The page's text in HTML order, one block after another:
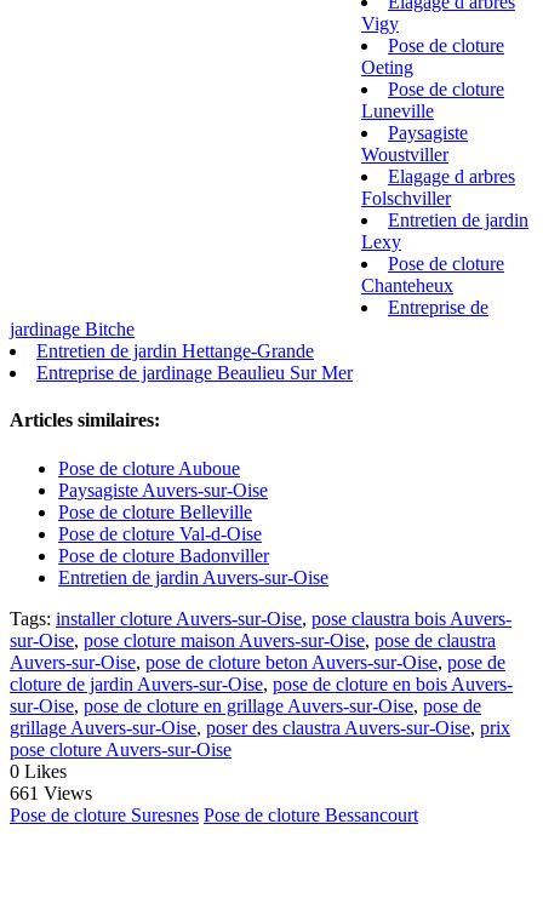
Vigy
Pose de cloture
Oeting
Pose de cloture
Luneville
Paysagiste
Woustviller
Elagage d arbres
Folschviller
Entretien de jardin
Lexy
Pose de cloture
Chanteheux
Entreprise de
jardinage Bitche
Entretien de jardin Hettange-Grande
Entreprise de jardinage Beaulieu Sur Mer
Articles similaires:
Pose de cloture Auboue
Paysagiste Auvers-sur-Oise
Pose de cloture Belleville
Pose de cloture Val-d-Oise
Pose de cloture Badonviller
Entretien de jardin Auvers-sur-Oise
Tags: installer cloture Auvers-sur-Oise, pose claustra bois Auvers-
sur-Oise, pose cloture maison Auvers-sur-Oise, pose de claustra
Auvers-sur-Oise, pose de cloture beton Auvers-sur-Oise, pose de
cloture de jardin Auvers-sur-Oise, pose de cloture en bois Auvers-
sur-Oise, pose de cloture en grillage Auvers-sur-Oise, pose de
grillage Auvers-sur-Oise, poser des claustra Auvers-sur-Oise, prix
pose cloture Auvers-sur-Oise
0 Likes
661 Views
Pose de cloture Suresnes Pose de cloture Bessancourt